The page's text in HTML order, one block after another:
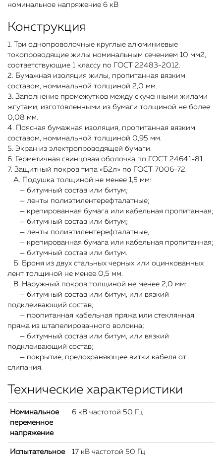
номинальное напряжение 6 кВ
Конструкция
1. Три однопроволочные круглые алюминиевые
токопроводящие жилы номинальным сечением 10 мм2,
соответствующие 1 классу по ГОСТ 22483-2012.
2. Бумажная изоляция жилы, пропитанная вязким
составом, номинальной толщиной 2,0 мм.
3. Заполнение промежутков между скученными жилами
жгутами, изготовленными из бумаги толщиной не более
0,08 мм.
4. Поясная бумажная изоляция, пропитанная вязким
составом, номинальной толщиной 0,95 мм.
5. Экран из электропроводящей бумаги.
6. Герметичная свинцовая оболочка по ГОСТ 24641-81.
7. Защитный покров типа «Б2л» по ГОСТ 7006-72.
А. Подушка толщиной не менее 1,5 мм:
— битумный состав или битум;
— ленты полиэтилентерефталатные;
— крепированная бумага или кабельная пропитанная;
— битумный состав или битум;
— ленты полиэтилентерефталатные;
— крепированная бумага или кабельная пропитанная;
— битумный состав или битум.
Б. Броня из двух стальных черных или оцинкованных
лент толщиной не менее 0,5 мм.
В. Наружный покров толщиной не менее 2,0 мм:
— битумный состав или битум, или вязкий
подклеивающий состав;
— пропитанная кабельная пряжа или стеклянная
пряжа из штапелированного волокна;
— битумный состав или битум, или вязкий
подклеивающий состав;
— покрытие, предохраняющее витки кабеля от
слипания.
Технические характеристики
Номинальное
переменное
напряжение
6 кВ частотой 50 Гц
Испытательное
17 кВ частотой 50 Гц